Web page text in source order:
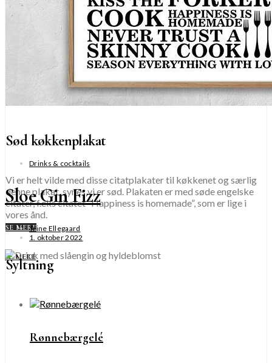
Sød køkkenplakat
Vi er helt vilde med disse citatplakater til køkkenet og særlig
denne plakat, synes vi er sød. Plakaten er med søde engelske
citater, f.eks citatet “Happiness is homemade”, som er lige i
vores ånd.
SE MERE
Syltning
Rønnebærgelé
Drinks & cocktails
Sloe Gin Fizz
Trine Ellegaard
1. oktober 2022
SE MERE